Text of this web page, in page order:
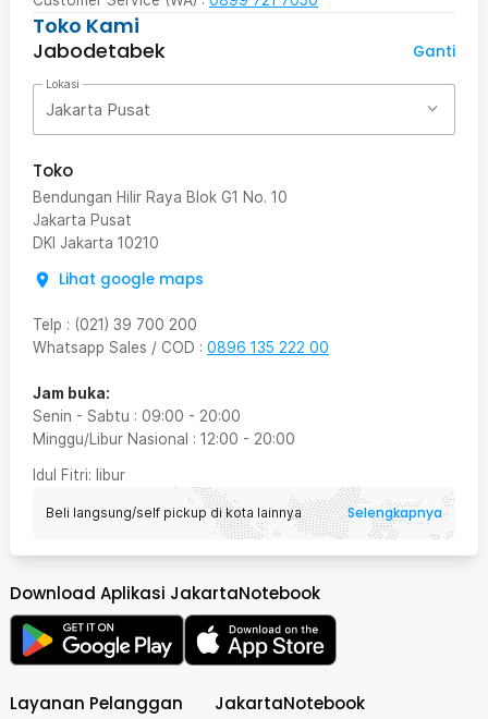
Toko Kami
Jabodetabek
Ganti
Lokasi
Jakarta Pusat
Toko
Bendungan Hilir Raya Blok G1 No. 10
Jakarta Pusat
DKI Jakarta 10210
Lihat google maps
Telp : (021) 39 700 200
Whatsapp Sales / COD : 0896 135 222 00
Jam buka:
Senin - Sabtu : 09:00 - 20:00
Minggu/Libur Nasional : 12:00 - 20:00
Idul Fitri: libur
Beli langsung/self pickup di kota lainnya Selengkapnya
Download Aplikasi JakartaNotebook
Layanan Pelanggan JakartaNotebook